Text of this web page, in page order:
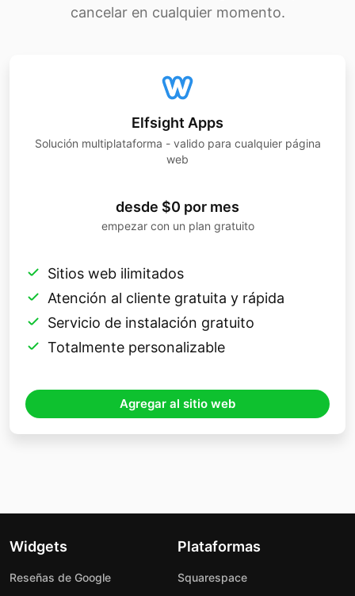
cancelar en cualquier momento.
Elfsight Apps
Solución multiplataforma - valido para cualquier página
web
desde $0 por mes
empezar con un plan gratuito
Sitios web ilimitados
Atención al cliente gratuita y rápida
Servicio de instalación gratuito
Totalmente personalizable
Agregar al sitio web
Widgets
Reseñas de Google
Plataformas
Squarespace